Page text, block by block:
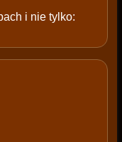
i nie tylko: